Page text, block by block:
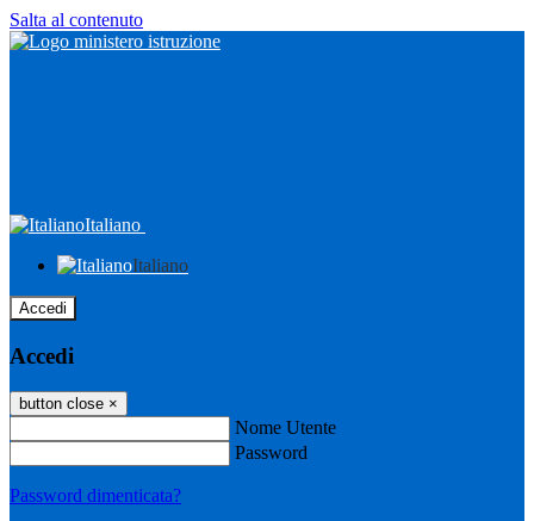
Salta al contenuto
Italiano
Italiano
Accedi
Accedi
button close ×
Nome Utente
Password
Password dimenticata?